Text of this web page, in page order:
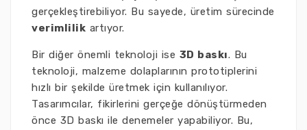
gerçekleştirebiliyor. Bu sayede, üretim sürecinde
verimlilik artıyor.
Bir diğer önemli teknoloji ise 3D baskı. Bu
teknoloji, malzeme dolaplarının prototiplerini
hızlı bir şekilde üretmek için kullanılıyor.
Tasarımcılar, fikirlerini gerçeğe dönüştürmeden
önce 3D baskı ile denemeler yapabiliyor. Bu,